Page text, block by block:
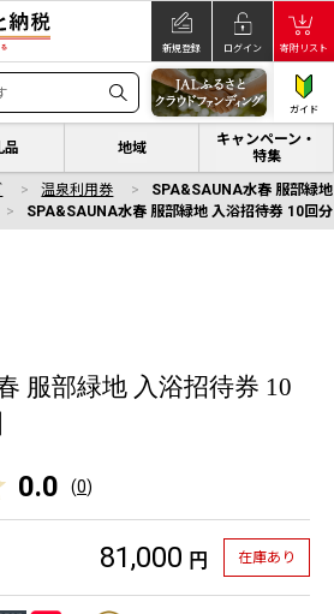
新規登録 ログイン 寄附リスト
ガイド
品 地域
キャンペーン・
特集
温泉利用券
SPA&SAUNA水春 服部緑
SPA&SAUNA水春 服部緑地 入浴招待券 10回
服部緑地 入浴招待券 10
0.0 (0)
81,000 円 在庫あり